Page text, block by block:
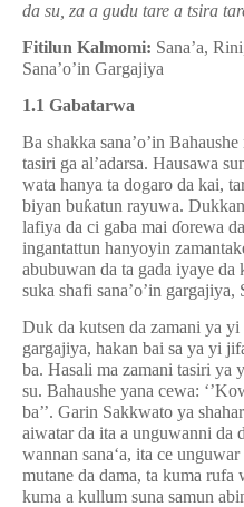
da su, za a gudu tare a tsira
Fitilun Kalmomi: Sana’a,
Sana’o’in Gargajiya
1.1 Gabatarwa
Ba shakka sana’o’in
tasiri ga al’adarsa. Hausawa
wata hanya ta dogaro da kai,
biyan buƙatun rayuwa.
lafiya da ci gaba mai ɗorewa
ingantattun hanyoyin
abubuwan da ta gada iyaye da
suka shafi sana’o’in gargajiya,
Duk da kutsen da zamani ya yi
gargajiya, hakan bai sa ya yi
ba. Hasali ma zamani tasiri ya
su. Bahaushe yana cewa:
ba’’. Garin Sakkwato ya
aiwatar da ita a unguwanni da
wannan sana‘a, ita ce
mutane da dama, ta kuma rufa
kuma a kullum suna samun